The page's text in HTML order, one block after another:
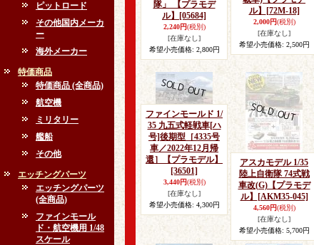
ピットロード
その他国内メーカ
ー
海外メーカー
特価商品
特価商品 (全商品)
航空機
ミリタリー
艦船
その他
エッチングパーツ
エッチングパーツ
(全商品)
ファインモール
ド・航空機用 1/48
スケール
隊」 【プラモデ
ル】
[05684]
2,240円(税別)
[在庫なし]
希望小売価格: 2,800円
ル】
[72M-18]
2,000円(税別)
[在庫なし]
希望小売価格: 2,500円
ファインモールド 1/
35 九五式軽戦車[ハ
号]後期型［4335号
車／2022年12月帰
還］【プラモデル】
[36501]
3,440円(税別)
[在庫なし]
希望小売価格: 4,300円
アスカモデル 1/35
陸上自衛隊 74式戦
車改(G)【プラモデ
ル】
[AKM35-045]
4,560円(税別)
[在庫なし]
希望小売価格: 5,700円